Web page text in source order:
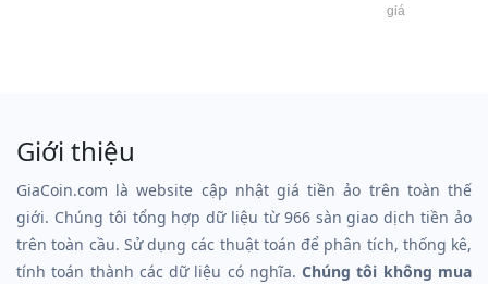
giá
Giới thiệu
GiaCoin.com là website cập nhật giá tiền ảo trên toàn thế
giới. Chúng tôi tổng hợp dữ liệu từ 966 sàn giao dịch tiền ảo
trên toàn cầu. Sử dụng các thuật toán để phân tích, thống kê,
tính toán thành các dữ liệu có nghĩa.Chúng tôi không mua